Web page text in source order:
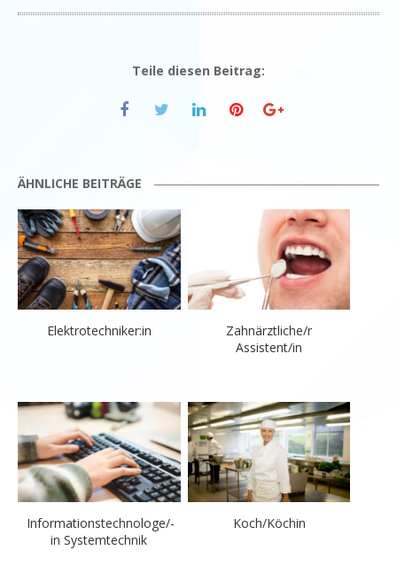
Teile diesen Beitrag:
ÄHNLICHE BEITRÄGE
Elektrotechniker:in
Zahnärztliche/r
Assistent/in
Informationstechnologe/-
in Systemtechnik
Koch/Köchin